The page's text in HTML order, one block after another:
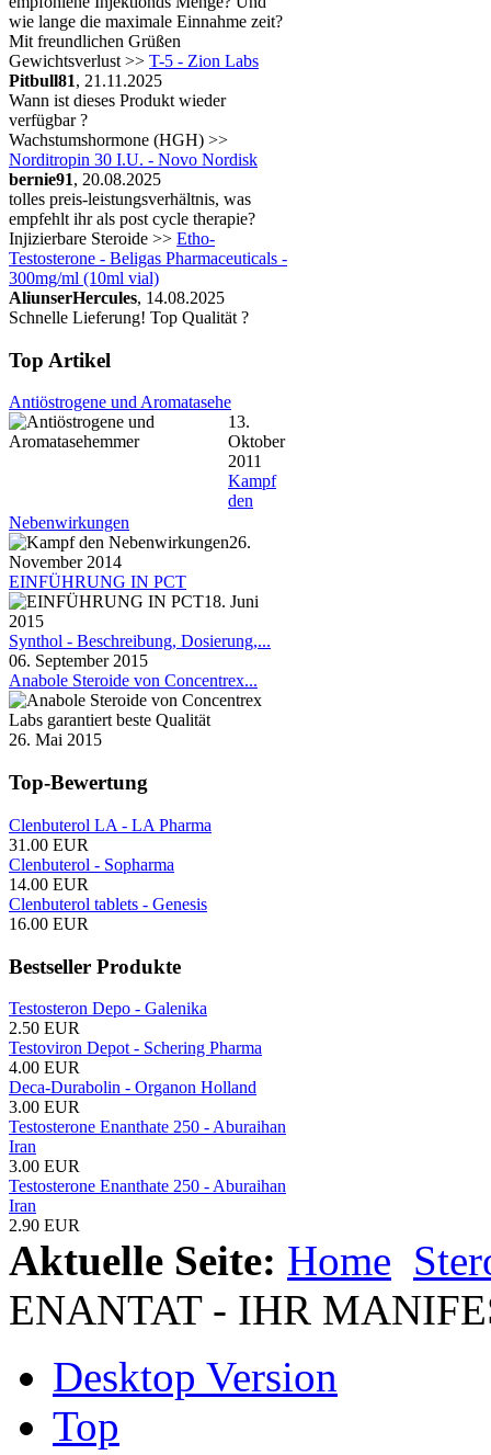
wie lange die maximale Einnahme zeit?
Mit freundlichen Grüßen
Gewichtsverlust >> T-5 - Zion Labs
Pitbull81, 21.11.2025
Wann ist dieses Produkt wieder
verfügbar ?
Wachstumshormone (HGH) >>
Norditropin 30 I.U. - Novo Nordisk
bernie91, 20.08.2025
tolles preis-leistungsverhältnis, was
empfehlt ihr als post cycle therapie?
Injizierbare Steroide >> Etho-
Testosterone - Beligas Pharmaceuticals -
300mg/ml (10ml vial)
AliunserHercules, 14.08.2025
Schnelle Lieferung! Top Qualität ?
Top Artikel
Antiöstrogene und Aromatasehe
13.
Oktober
2011
Kampf
den
Nebenwirkungen
26.
November 2014
EINFÜHRUNG IN PCT
18. Juni
2015
Synthol - Beschreibung, Dosierung,...
06. September 2015
Anabole Steroide von Concentrex...
26. Mai 2015
Top-Bewertung
Clenbuterol LA - LA Pharma
31.00 EUR
Clenbuterol - Sopharma
14.00 EUR
Clenbuterol tablets - Genesis
16.00 EUR
Bestseller Produkte
Testosteron Depo - Galenika
2.50 EUR
Testoviron Depot - Schering Pharma
4.00 EUR
Deca-Durabolin - Organon Holland
3.00 EUR
Testosterone Enanthate 250 - Aburaihan
Iran
3.00 EUR
Testosterone Enanthate 250 - Aburaihan
Iran
2.90 EUR
Aktuelle Seite: Home
ENANTAT - IHR
Desktop Version
Top